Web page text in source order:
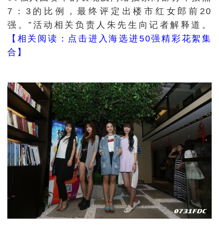
7：3的比例，最终评定出楼市红女郎前20
强。”活动相关负责人朱先生向记者解释道。
【相关阅读：点击进入海选进50强精彩花絮集
合】